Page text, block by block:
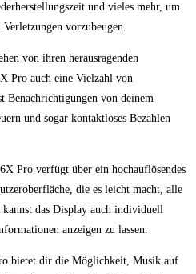
​und vieles mehr, um
vorzubeugen.
von ihren⁣ herausragenden
Pro auch ​eine Vielzahl von
Benachrichtigungen von deinem⁤
und sogar kontaktloses Bezahlen
Pro verfügt​ über ein ​hochauflösendes
die es leicht macht, ⁢alle
das ‍Display auch individuell
anzeigen‌ zu lassen.
bietet⁤ dir die⁤ Möglichkeit, Musik auf